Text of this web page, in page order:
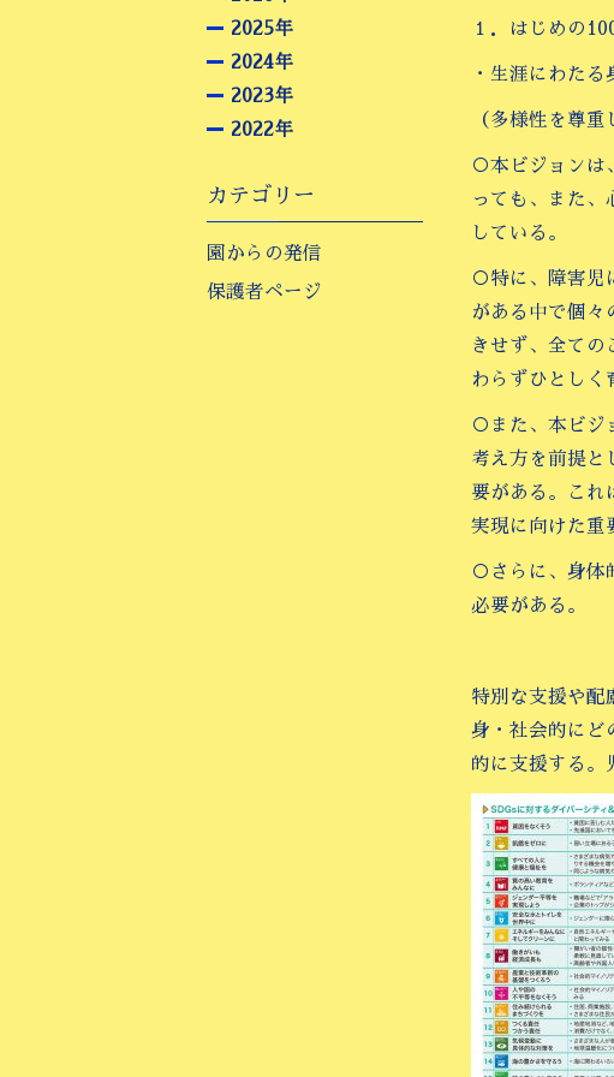
１．はじめの
・生涯にわた
（多様性を尊重
○本ビジョンは
っても、また
している。
○特に、障害児
がある中で個々
きせず、全ての
わらずひとしく
○また、本ビジ
考え方を前提と
要がある。これ
実現に向けた重
○さらに、身体
必要がある。
特別な支援や配
身・社会的にど
的に支援する。
2025年
2024年
2023年
2022年
カテゴリー
園からの発信
保護者ページ